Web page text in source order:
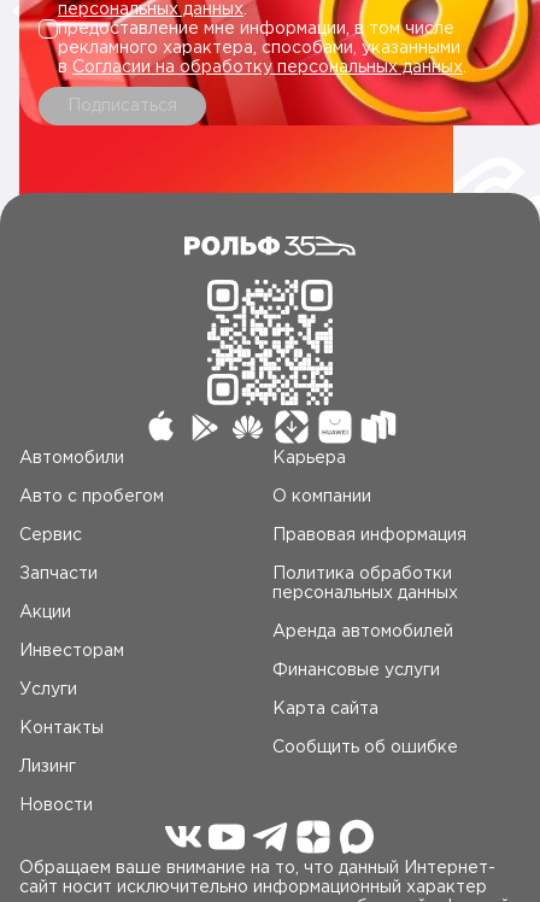
персональных данных.
предоставление мне информации, в том числе
рекламного характера, способами, указанными
в Согласии на обработку персональных данных
Подписаться
Автомобили
Авто c пробегом
Сервис
Запчасти
Акции
Инвесторам
Услуги
Контакты
Лизинг
Новости
Карьера
О компании
Правовая информация
Политика обработки
персональных данных
Аренда автомобилей
Финансовые услуги
Карта сайта
Сообщить об ошибке
Обращаем ваше внимание на то, что данный Интернет-
сайт носит исключительно информационный характер